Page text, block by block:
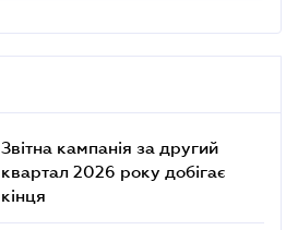
Звітна кампанія за другий
квартал 2026 року добігає
кінця